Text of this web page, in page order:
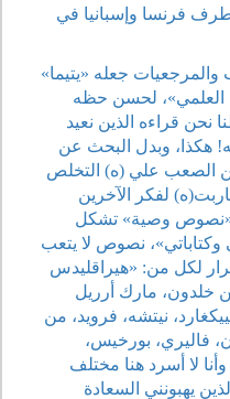
فرنسا وإسبانيا في
والمرجعيات جعله «يتيما»
لحسن حظه
نحن قراءه الذين نعيد
هكذا، وبدل البحث عن
الصعب علي (ه) التخلص
لفكر الآخرين
«نصوص وصية» تشكل
نصوص لا يتعب
لكل من: «هيراقليدس
خلدون، مارك أرريل
نيتشه، فرويد، من
فاليري، بورخيس،
لا أسرد هنا مختلف
يهبونني السعادة